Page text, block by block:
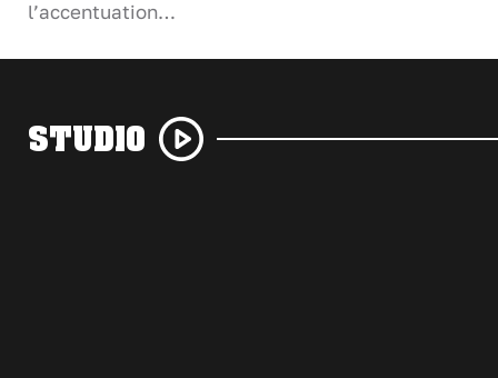
l’accentuation…
STUDIO